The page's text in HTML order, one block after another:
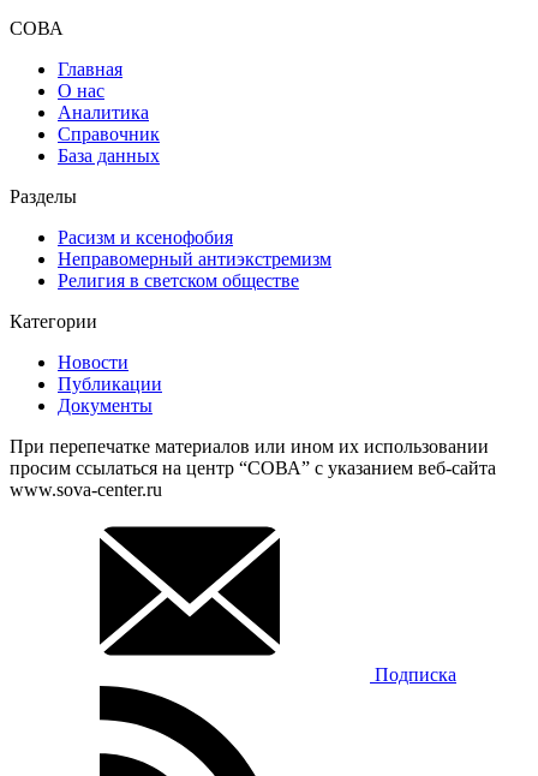
СОВА
Главная
О нас
Аналитика
Справочник
База данных
Разделы
Расизм и ксенофобия
Неправомерный антиэкстремизм
Религия в светском обществе
Категории
Новости
Публикации
Документы
При перепечатке материалов или ином их использовании
просим ссылаться на центр “СОВА” с указанием веб-сайта
www.sova-center.ru
Подписка